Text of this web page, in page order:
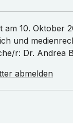
am 10. Oktober
und
r: Dr. Andrea
abmelden